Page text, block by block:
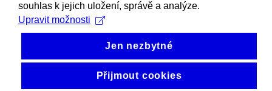
souhlas k jejich uložení, správě a analýze.
Upravit možnosti
Jen nezbytné
Přijmout cookies